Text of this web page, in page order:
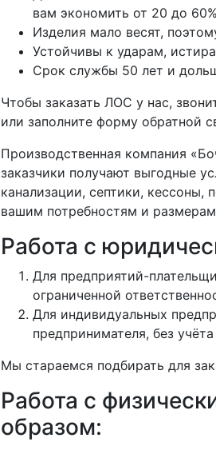
вам экономить от 20 до
Изделия мало весят,
Устойчивы к ударам,
Срок службы 50 лет и
Чтобы заказать ЛОС у нас,
или заполните форму обратной
Производственная компания
заказчики получают выгодные
канализации, септики, кессоны,
вашим потребностям и
Работа с
Для предприятий-
ограниченной
Для индивидуальных
предпринимателя, без
Мы стараемся подбирать для
Работа с
образом: